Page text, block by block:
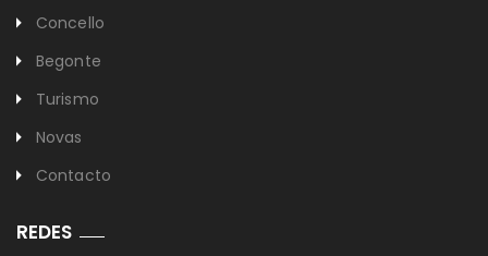
Concello
Begonte
Turismo
Novas
Contacto
REDES